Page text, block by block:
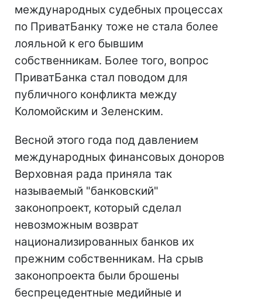
международных судебных процессах
по ПриватБанку тоже не стала более
лояльной к его бывшим
собственникам. Более того, вопрос
ПриватБанка стал поводом для
публичного конфликта между
Коломойским и Зеленским.
Весной этого года под давлением
международных финансовых доноров
Верховная рада приняла так
называемый "банковский"
законопроект, который сделал
невозможным возврат
национализированных банков их
прежним собственникам. На срыв
законопроекта были брошены
беспрецедентные медийные и